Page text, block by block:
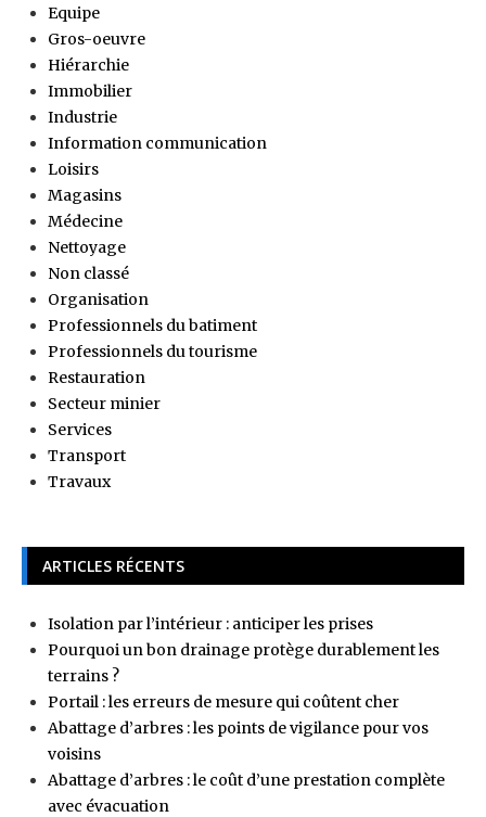
Equipe
Gros-oeuvre
Hiérarchie
Immobilier
Industrie
Information communication
Loisirs
Magasins
Médecine
Nettoyage
Non classé
Organisation
Professionnels du batiment
Professionnels du tourisme
Restauration
Secteur minier
Services
Transport
Travaux
ARTICLES RÉCENTS
Isolation par l’intérieur : anticiper les prises
Pourquoi un bon drainage protège durablement les
terrains ?
Portail : les erreurs de mesure qui coûtent cher
Abattage d’arbres : les points de vigilance pour vos
voisins
Abattage d’arbres : le coût d’une prestation complète
avec évacuation